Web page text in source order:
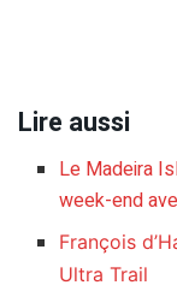
Lire aussi
Le Madeira
week-end
François
Ultra Trail